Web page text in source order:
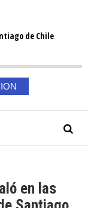
de Chile
en las